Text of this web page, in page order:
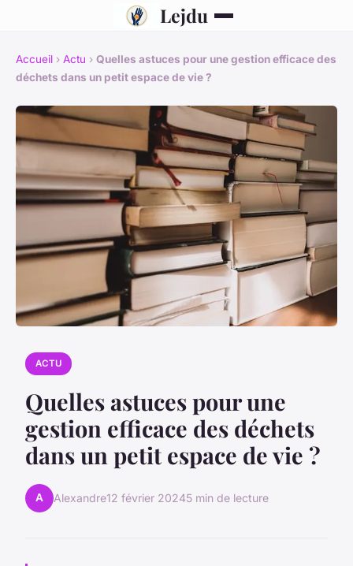
Lejdu
Accueil › Actu › Quelles astuces pour une gestion efficace des
déchets dans un petit espace de vie ?
ACTU
Quelles astuces pour une
gestion efficace des déchets
dans un petit espace de vie ?
A Alexandre12 février 20245 min de lecture